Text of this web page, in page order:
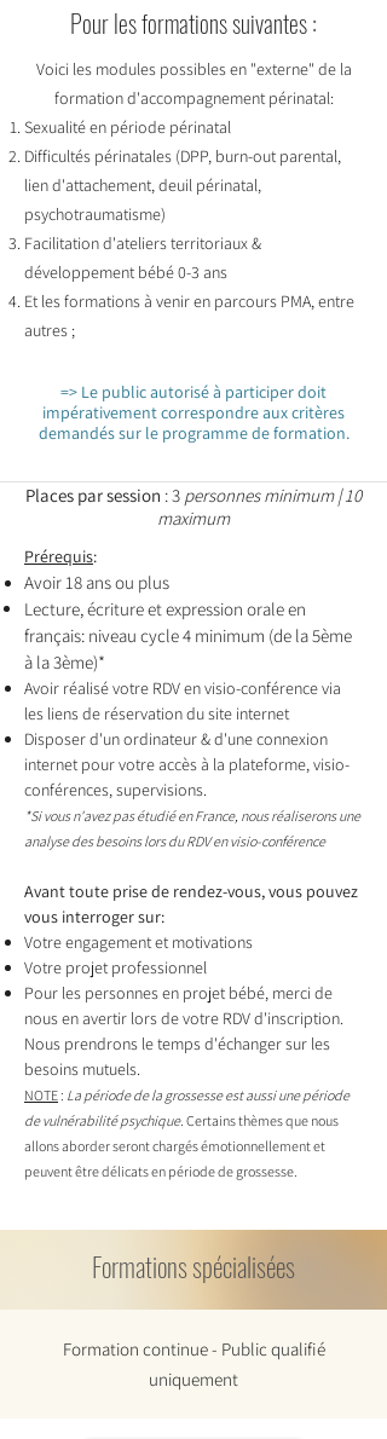
Pour les formations suivantes :
Voici les modules possibles en "externe" de la
formation d'accompagnement périnatal:
Sexualité en période périnatal
Difficultés périnatales (DPP, burn-out parental,
lien d'attachement, deuil périnatal,
psychotraumatisme)
Facilitation d'ateliers territoriaux &
développement bébé 0-3 ans
​Et les formations à venir en parcours PMA, entre
autres ;
=> Le public autorisé à participer doit
impérativement correspondre aux critères
demandés sur le programme de formation.
Places par session : 3 personnes minimum | 10
maximum
Prérequis:
Avoir 18 ans ou plus
Lecture, écriture etexpression orale en
français: niveau cycle 4 minimum (de la 5ème
à la 3ème)*
Avoir réalisé votre RDV en visio-conférence via
les liens de réservation du site internet
Disposer d'un ordinateur & d'une connexion
internet pour votre accès à la plateforme, visio-
conférences,supervisions.
*Si vous n'avez pas étudié en France, nous réaliserons une
analyse des besoins lors du RDV en visio-conférence
Avant toute prise de rendez-vous, vous pouvez
vous interroger sur:
Votre engagement et motivations
Votre projet professionnel
Pour les personnes en projet bébé, merci de
nous en avertir lors de votre RDV d'inscription.
Nous prendrons le temps d'échanger sur les
besoins mutuels.
NOTE : La période de la grossesse est aussi une période
de vulnérabilité psychique. Certains thèmes que nous
allons aborder seront chargés émotionnellement et
peuvent être délicats en période de grossesse.
Formations spécialisées
Formation continue - Public qualifié
uniquement